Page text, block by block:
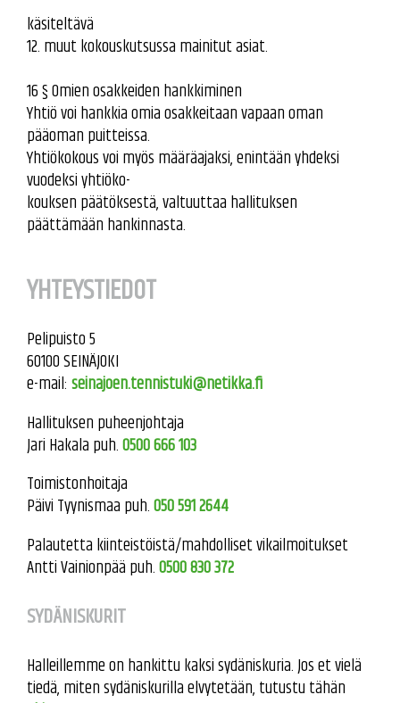
käsiteltävä
12. muut kokouskutsussa mainitut asiat.
16 § Omien osakkeiden hankkiminen
Yhtiö voi hankkia omia osakkeitaan vapaan oman
pääoman puitteissa.
Yhtiökokous voi myös määräajaksi, enintään yhdeksi
vuodeksi yhtiöko-
kouksen päätöksestä, valtuuttaa hallituksen
päättämään hankinnasta.
YHTEYSTIEDOT
Pelipuisto 5
60100 SEINÄJOKI
e-mail: seinajoen.tennistuki@netikka.fi
Hallituksen puheenjohtaja
Jari Hakala puh.0500 666 103
Toimistonhoitaja
Päivi Tyynismaa puh.050 591 2644
Palautetta kiinteistöistä/mahdolliset vikailmoitukset
Antti Vainionpää puh.0500 830 372
SYDÄNISKURIT
Halleillemme on hankittu kaksi sydäniskuria. Jos et vielä
tiedä, miten sydäniskurilla elvytetään, tutustu tähän